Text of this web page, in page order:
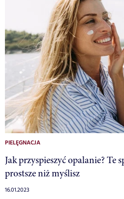
PIELĘGNACJA
Jak przyspieszyć opalanie? Te
prostsze niż myślisz
16.01.2023